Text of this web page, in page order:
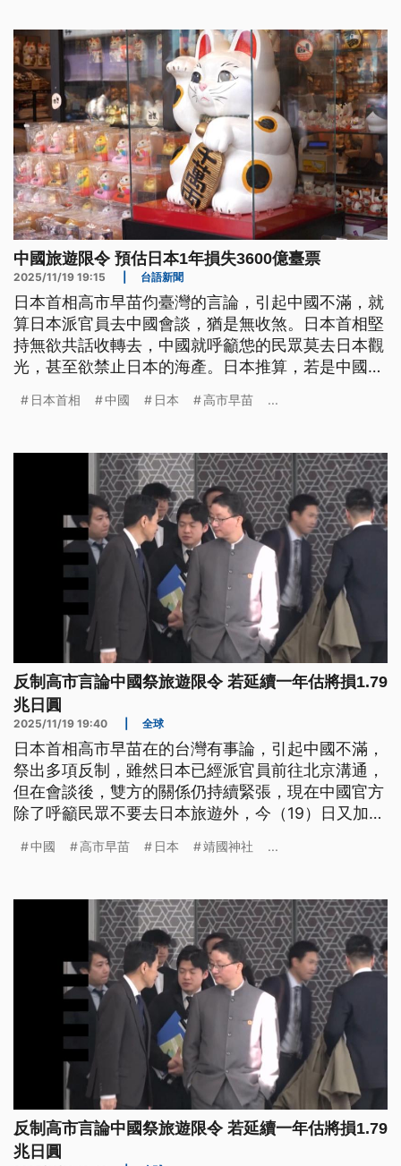
中國旅遊限令 預估日本1年損失3600億臺票
2025/11/19 19:15 台語新聞
日本首相高市早苗伨臺灣的言論，引起中國不滿，就
算日本派官員去中國會談，猶是無收煞。日本首相堅
持無欲共話收轉去，中國就呼籲怹的民眾莫去日本觀
光，甚至欲禁止日本的海產。日本推算，若是中國的
億。（新聞標題、導言為台語文）
日本首相 中國 日本 高市早苗 ...
反制高市言論中國祭旅遊限令 若延續一年估將損1.79
兆日圓
2025/11/19 19:40 全球
日本首相高市早苗在的台灣有事論，引起中國不滿，
祭出多項反制，雖然日本已經派官員前往北京溝通，
但在會談後，雙方的關係仍持續緊張，現在中國官方
除了呼籲民眾不要去日本旅遊外，今（19）日又加重
估算，如果中國旅遊限令長達1年，預計日本經濟損
中國 高市早苗 日本 靖國神社 ...
反制高市言論中國祭旅遊限令 若延續一年估將損1.79
兆日圓